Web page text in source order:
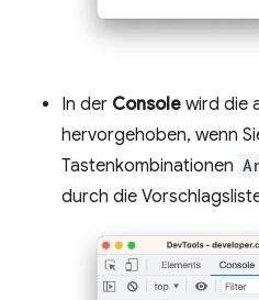
In der Console wird die
hervorgehoben, wenn
Tastenkombinationen
durch die